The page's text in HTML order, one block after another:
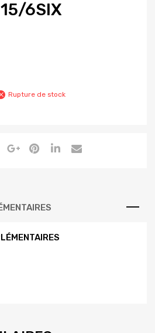
6SIX
Rupture de stock